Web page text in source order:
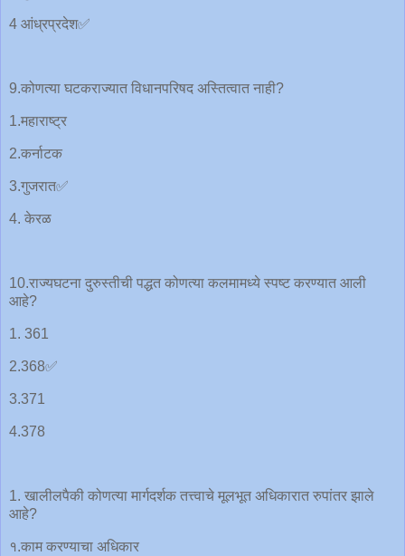
4 आंध्रप्रदेश✅
9.कोणत्या घटकराज्यात विधानपरिषद अस्तित्वात नाही?
1.महाराष्ट्र
2.कर्नाटक
3.गुजरात✅
4. केरळ
10.राज्यघटना दुरुस्तीची पद्धत कोणत्या कलमामध्ये स्पष्ट करण्यात आली
आहे?
1. 361
2.368✅
3.371
4.378
1. खालीलपैकी कोणत्या मार्गदर्शक तत्त्वाचे मूलभूत अधिकारात रुपांतर झाले
आहे?
१.काम करण्याचा अधिकार